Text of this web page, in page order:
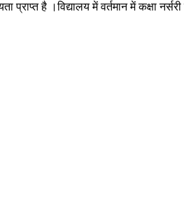
है ।विद्यालय में वर्तमान में कक्षा